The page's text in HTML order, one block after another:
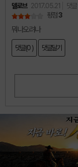
델로브 2017.05.21 댓글
평점 3
뭐나오려나
댓글(0 ) 댓글달기